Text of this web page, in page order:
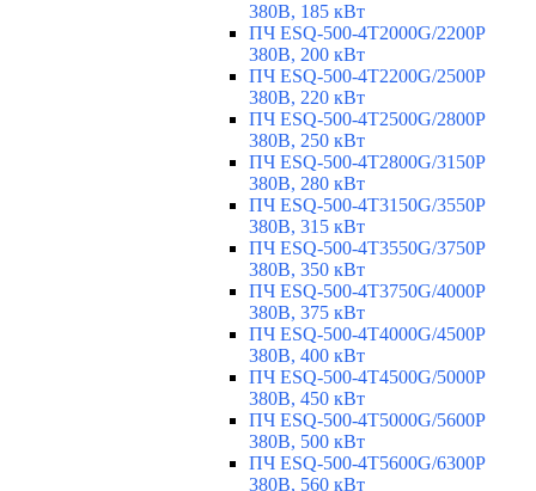
380В, 185 кВт
ПЧ ESQ-500-4T2000G/2200P
380В, 200 кВт
ПЧ ESQ-500-4T2200G/2500P
380В, 220 кВт
ПЧ ESQ-500-4T2500G/2800P
380В, 250 кВт
ПЧ ESQ-500-4T2800G/3150P
380В, 280 кВт
ПЧ ESQ-500-4T3150G/3550P
380В, 315 кВт
ПЧ ESQ-500-4T3550G/3750P
380В, 350 кВт
ПЧ ESQ-500-4T3750G/4000P
380В, 375 кВт
ПЧ ESQ-500-4T4000G/4500P
380В, 400 кВт
ПЧ ESQ-500-4T4500G/5000P
380В, 450 кВт
ПЧ ESQ-500-4T5000G/5600P
380В, 500 кВт
ПЧ ESQ-500-4T5600G/6300P
380В, 560 кВт